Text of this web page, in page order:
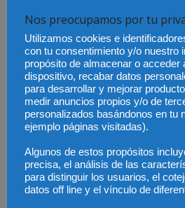
Nos preocupamos por tu
Utilizamos cookies e
con tu consentimiento y/o nuestro
propósito de almacenar o acceder
dispositivo, recabar datos
para desarrollar y mejorar
medir anuncios propios y/o de
personalizados basándonos en tu
ejemplo páginas visitadas).
Algunos de estos propósitos
precisa, el análisis de las
para distinguir los usuarios, el
datos off line y el vínculo de